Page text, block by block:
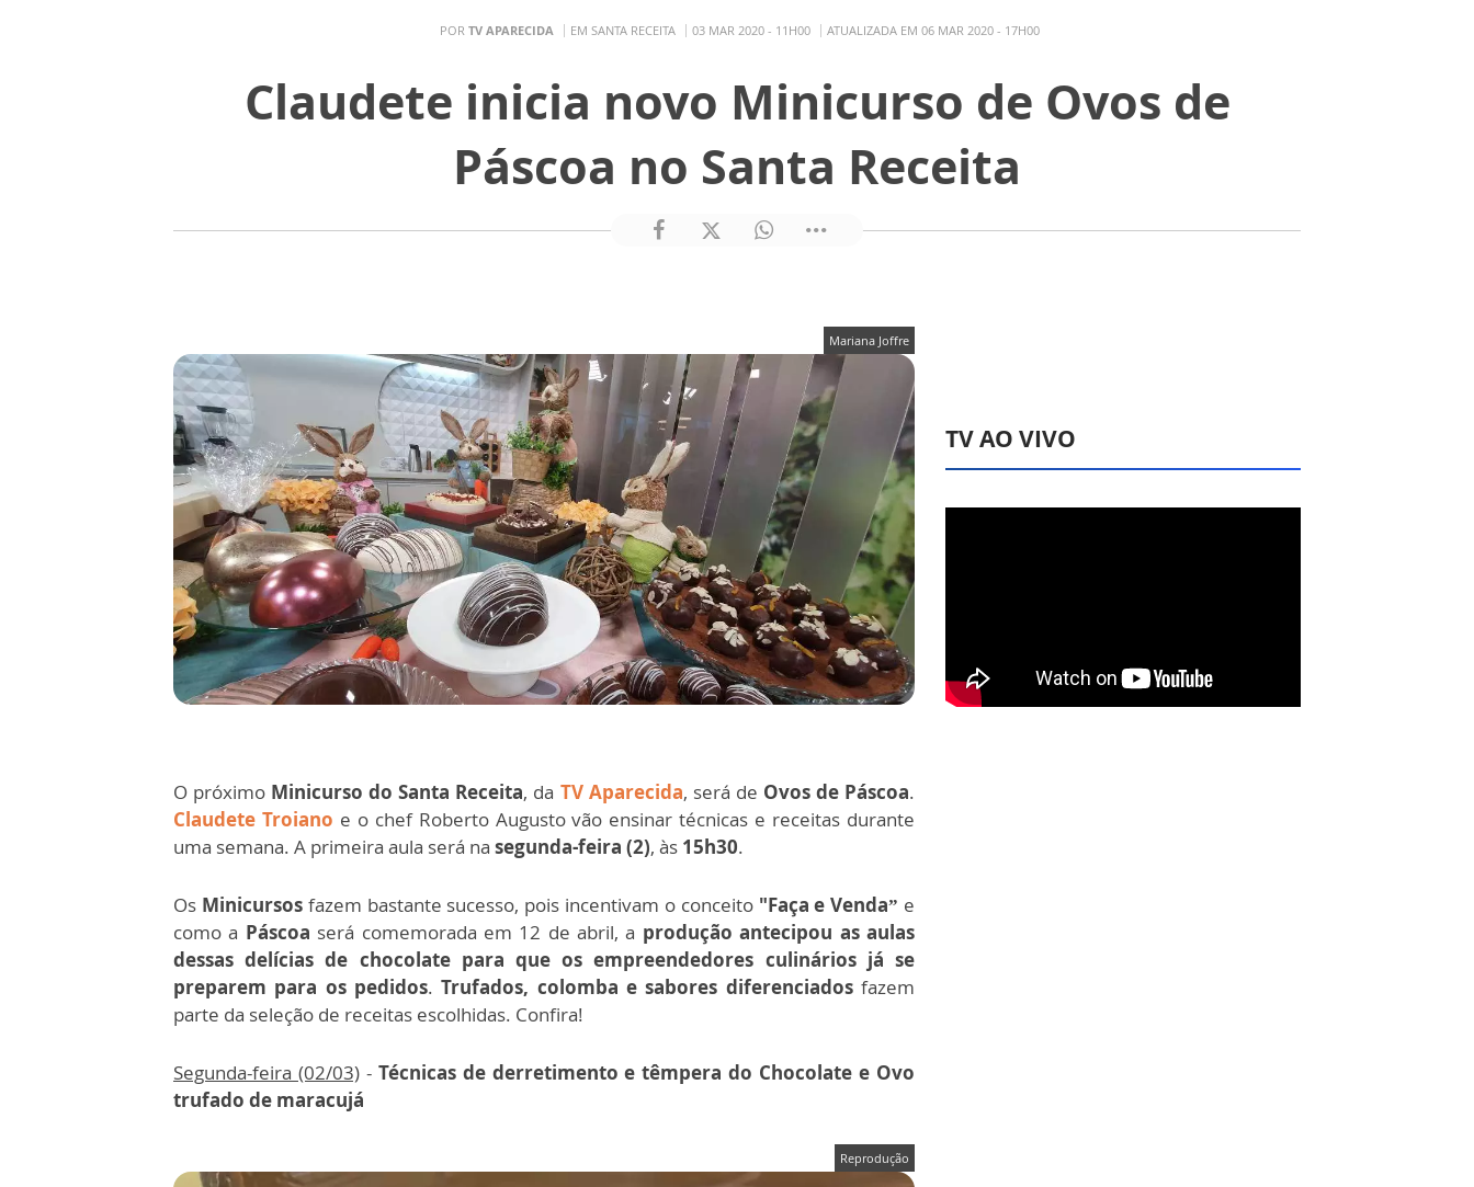
POR TV APARECIDA EM SANTA RECEITA 03 MAR 2020 - 11H00 ATUALIZADA EM 06 MAR 2020 - 17H00
Claudete inicia novo Minicurso de Ovos de
Páscoa no Santa Receita
Mariana Joffre
O próximo Minicurso do Santa Receita, da TV Aparecida, será de Ovos de Páscoa.
Claudete Troiano e o chef Roberto Augusto vão ensinar técnicas e receitas durante
uma semana. A primeira aula será na segunda-feira (2), às 15h30.
Os Minicursosfazem bastante sucesso, pois incentivam o conceito "Faça e Venda” e
como a Páscoa será comemorada em 12 de abril, a produção antecipou as aulas
dessas delícias de chocolate para que os empreendedores culinários já se
preparem para os pedidos.Trufados, colomba e sabores diferenciadosfazem
parte da seleção de receitas escolhidas. Confira!
Segunda-feira (02/03)- Técnicas de derretimento e têmpera do Chocolate e Ovo
trufado de maracujá
Reprodução
TV AO VIVO